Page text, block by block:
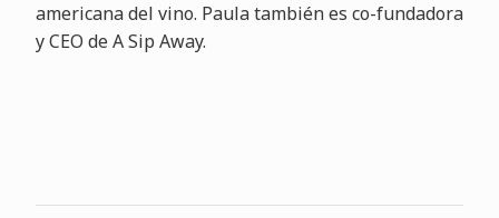
americana del vino. Paula también es co-fundadora
y CEO de A Sip Away.